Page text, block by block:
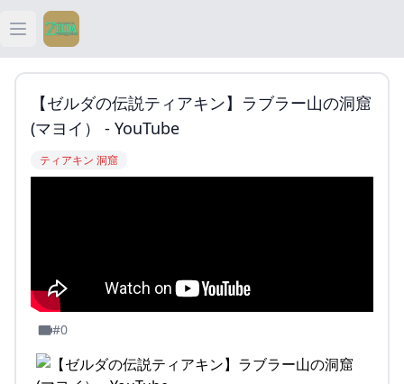
Open main menu
ティアキン
ティアキン 祠
【ゼルダの伝説ティアキン】ラブラー山の洞窟
(マヨイ） - YouTube
ティアキン 洞窟
#0